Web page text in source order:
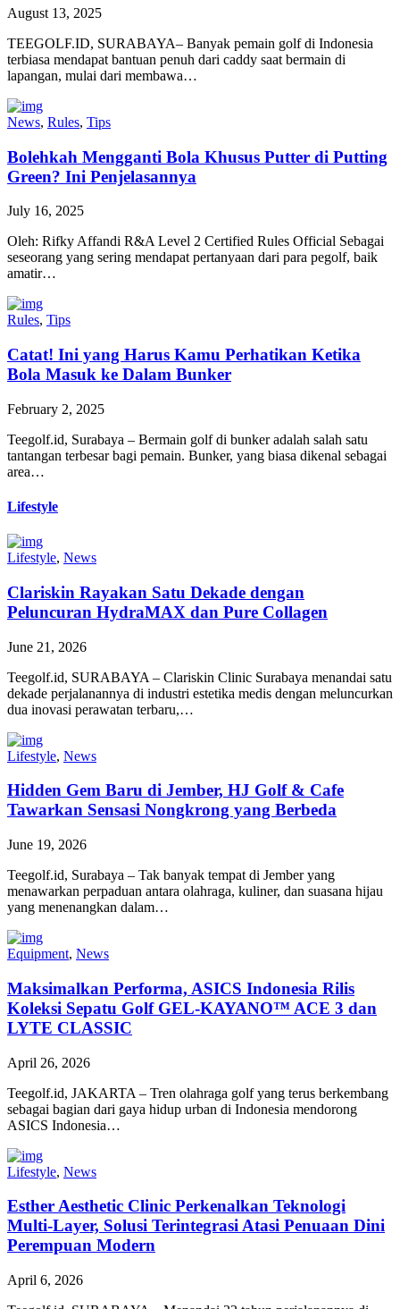
August 13, 2025
TEEGOLF.ID, SURABAYA– Banyak pemain golf di Indonesia
terbiasa mendapat bantuan penuh dari caddy saat bermain di
lapangan, mulai dari membawa…
News, Rules, Tips
Bolehkah Mengganti Bola Khusus Putter di Putting
Green? Ini Penjelasannya
July 16, 2025
Oleh: Rifky Affandi R&A Level 2 Certified Rules Official Sebagai
seseorang yang sering mendapat pertanyaan dari para pegolf, baik
amatir…
Rules, Tips
Catat! Ini yang Harus Kamu Perhatikan Ketika
Bola Masuk ke Dalam Bunker
February 2, 2025
Teegolf.id, Surabaya – Bermain golf di bunker adalah salah satu
tantangan terbesar bagi pemain. Bunker, yang biasa dikenal sebagai
area…
Lifestyle
Lifestyle, News
Clariskin Rayakan Satu Dekade dengan
Peluncuran HydraMAX dan Pure Collagen
June 21, 2026
Teegolf.id, SURABAYA – Clariskin Clinic Surabaya menandai satu
dekade perjalanannya di industri estetika medis dengan meluncurkan
dua inovasi perawatan terbaru,…
Lifestyle, News
Hidden Gem Baru di Jember, HJ Golf & Cafe
Tawarkan Sensasi Nongkrong yang Berbeda
June 19, 2026
Teegolf.id, Surabaya – Tak banyak tempat di Jember yang
menawarkan perpaduan antara olahraga, kuliner, dan suasana hijau
yang menenangkan dalam…
Equipment, News
Maksimalkan Performa, ASICS Indonesia Rilis
Koleksi Sepatu Golf GEL-KAYANO™ ACE 3 dan
LYTE CLASSIC
April 26, 2026
Teegolf.id, JAKARTA – Tren olahraga golf yang terus berkembang
sebagai bagian dari gaya hidup urban di Indonesia mendorong
ASICS Indonesia…
Lifestyle, News
Esther Aesthetic Clinic Perkenalkan Teknologi
Multi-Layer, Solusi Terintegrasi Atasi Penuaan Dini
Perempuan Modern
April 6, 2026